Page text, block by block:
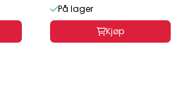
På lager
Kjøp